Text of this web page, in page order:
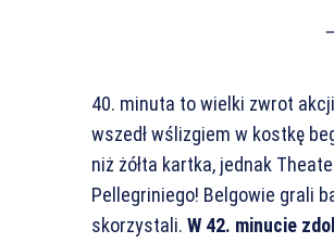
40. minuta to wielki zwrot
wszedł wślizgiem w kostkę
niż żółta kartka, jednak
Pellegriniego! Belgowie grali
skorzystali. W 42. minucie